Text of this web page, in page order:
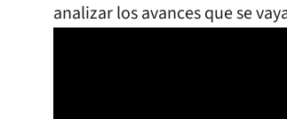
analizar los avances que se